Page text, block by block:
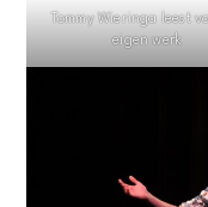
Tommy Wieringa leest
eigen werk